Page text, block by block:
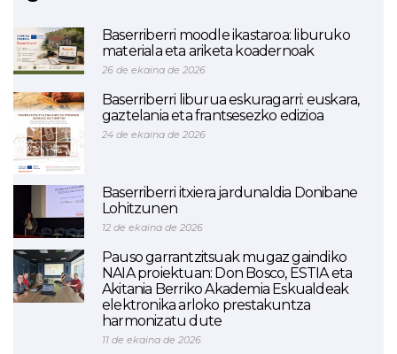
Baserriberri moodle ikastaroa: liburuko
materiala eta ariketa koadernoak
26 de ekaina de 2026
Baserriberri liburua eskuragarri: euskara,
gaztelania eta frantsesezko edizioa
24 de ekaina de 2026
Baserriberri itxiera jardunaldia Donibane
Lohitzunen
12 de ekaina de 2026
Pauso garrantzitsuak mugaz gaindiko
NAIA proiektuan: Don Bosco, ESTIA eta
Akitania Berriko Akademia Eskualdeak
elektronika arloko prestakuntza
harmonizatu dute
11 de ekaina de 2026